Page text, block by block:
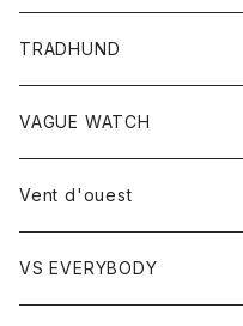
レディース
カットソー
TRADHUND
セーター
ベスト
VAGUE WATCH
時計
Vent d'ouest
ボトム
VS EVERYBODY